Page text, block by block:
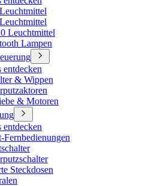
Leuchtmittel
Lampen
entdecken
& Wippen
& Motoren
entdecken
Fernbedienungen
Steckdosen